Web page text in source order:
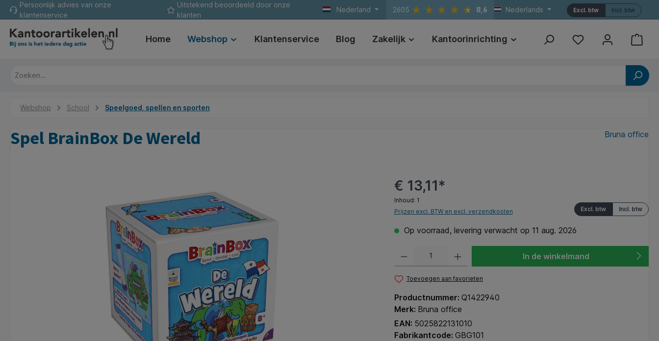
Ga naar de hoofdnavigatie
Persoonlijk advies van onze
klantenservice
Uitstekend beoordeeld door onze
klanten
Nederland 2605 8,6 Nederlands Incl. btw
Excl. btw
Home Webshop Klantenservice Blog Zakelijk Kantoorinrichting Print Referenties
Webshop School Speelgoed, spellen en sporten
Spel BrainBox De Wereld Bruna office
€ 13,11*
Inhoud: 1
Incl. btw
Excl. btw
Prijzen excl. BTW en excl. verzendkosten
Op voorraad, levering verwacht op 11 aug. 2026
In de winkelmand
Toevoegen aan favorieten
Productnummer: Q1422940
Merk: Bruna office
EAN: 5025822131010
Fabrikantcode: GBG101